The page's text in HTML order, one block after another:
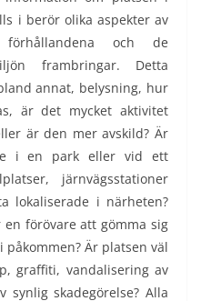
i berör olika aspekter av
och de
frambringar. Detta
annat, belysning, hur
är det mycket aktivitet
är den mer avskild? Är
i en park eller vid ett
järnvägsstationer
lokaliserade i närheten?
förövare att gömma sig
Är platsen väl
graffiti, vandalisering av
skadegörelse? Alla